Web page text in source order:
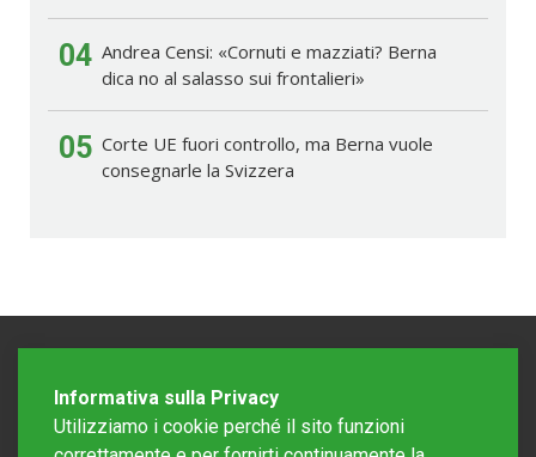
04 Andrea Censi: «Cornuti e mazziati? Berna
dica no al salasso sui frontalieri»
05 Corte UE fuori controllo, ma Berna vuole
consegnarle la Svizzera
Informativa sulla Privacy
Utilizziamo i cookie perché il sito funzioni